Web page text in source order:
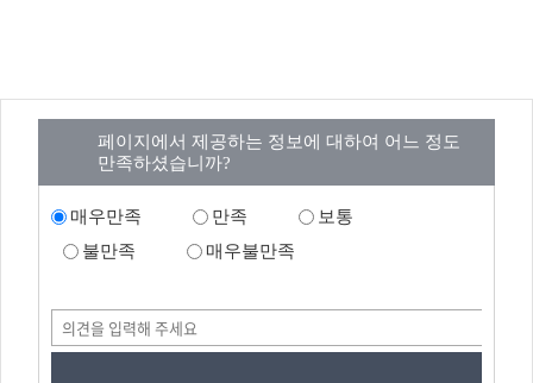
페이지에서 제공하는 정보에 대하여 어느 정도
만족하셨습니까?
매우만족 만족
보통
불만족
매우불만족